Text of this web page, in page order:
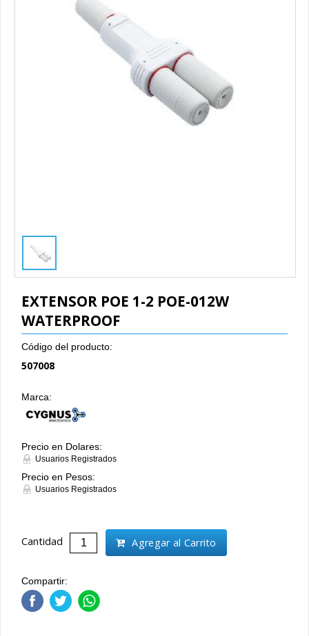
EXTENSOR POE 1-2 POE-012W
WATERPROOF
Código del producto:
507008
Marca:
Precio en Dolares:
Usuarios Registrados
Precio en Pesos:
Usuarios Registrados
Cantidad Agregar al Carrito
Compartir: